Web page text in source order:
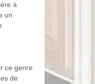
à
un
ce genre
de